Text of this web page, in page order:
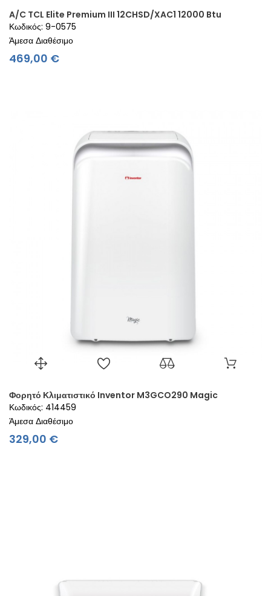
A/C TCL Elite Premium III 12CHSD/XAC1 12000 Btu
Κωδικός: 9-0575
Άμεσα Διαθέσιμο
469,00 €Τιμή
Φορητό Κλιματιστικό Inventor M3GCO290 Magic
Κωδικός: 414459
Άμεσα Διαθέσιμο
329,00 €Τιμή